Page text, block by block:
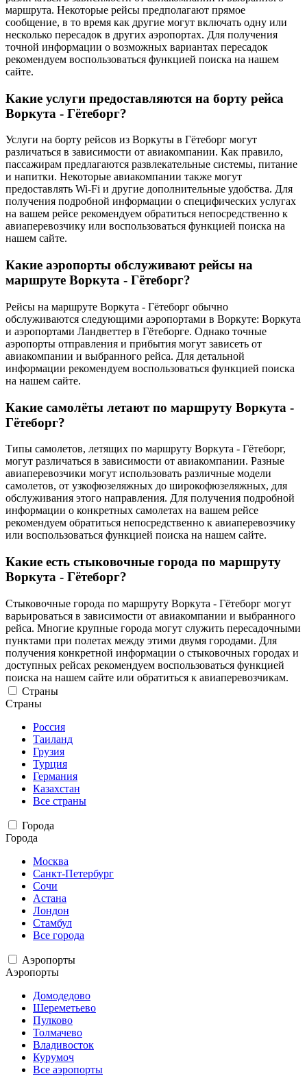
маршрута. Некоторые рейсы предполагают прямое
сообщение, в то время как другие могут включать одну или
несколько пересадок в других аэропортах. Для получения
точной информации о возможных вариантах пересадок
рекомендуем воспользоваться функцией поиска на нашем
сайте.
Какие услуги предоставляются на борту рейса
Воркута - Гётеборг?
Услуги на борту рейсов из Воркуты в Гётеборг могут
различаться в зависимости от авиакомпании. Как правило,
пассажирам предлагаются развлекательные системы, питание
и напитки. Некоторые авиакомпании также могут
предоставлять Wi-Fi и другие дополнительные удобства. Для
получения подробной информации о специфических услугах
на вашем рейсе рекомендуем обратиться непосредственно к
авиаперевозчику или воспользоваться функцией поиска на
нашем сайте.
Какие аэропорты обслуживают рейсы на
маршруте Воркута - Гётеборг?
Рейсы на маршруте Воркута - Гётеборг обычно
обслуживаются следующими аэропортами в Воркуте: Воркута
и аэропортами Ландветтер в Гётеборге. Однако точные
аэропорты отправления и прибытия могут зависеть от
авиакомпании и выбранного рейса. Для детальной
информации рекомендуем воспользоваться функцией поиска
на нашем сайте.
Какие самолёты летают по маршруту Воркута -
Гётеборг?
Типы самолетов, летящих по маршруту Воркута - Гётеборг,
могут различаться в зависимости от авиакомпании. Разные
авиаперевозчики могут использовать различные модели
самолетов, от узкофюзеляжных до широкофюзеляжных, для
обслуживания этого направления. Для получения подробной
информации о конкретных самолетах на вашем рейсе
рекомендуем обратиться непосредственно к авиаперевозчику
или воспользоваться функцией поиска на нашем сайте.
Какие есть стыковочные города по маршруту
Воркута - Гётеборг?
Стыковочные города по маршруту Воркута - Гётеборг могут
варьироваться в зависимости от авиакомпании и выбранного
рейса. Многие крупные города могут служить пересадочными
пунктами при полетах между этими двумя городами. Для
получения конкретной информации о стыковочных городах и
доступных рейсах рекомендуем воспользоваться функцией
поиска на нашем сайте или обратиться к авиаперевозчикам.
Страны
Страны
Россия
Таиланд
Грузия
Турция
Германия
Казахстан
Все страны
Города
Города
Москва
Санкт-Петербург
Сочи
Астана
Лондон
Стамбул
Все города
Аэропорты
Аэропорты
Домодедово
Шереметьево
Пулково
Толмачево
Владивосток
Курумоч
Все аэропорты